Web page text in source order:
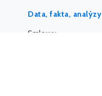
Data, fakta, analýzy
Smlouvy